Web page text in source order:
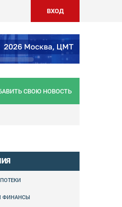
ВХОД
СВОЮ НОВОСТЬ
ФИНАНСЫ